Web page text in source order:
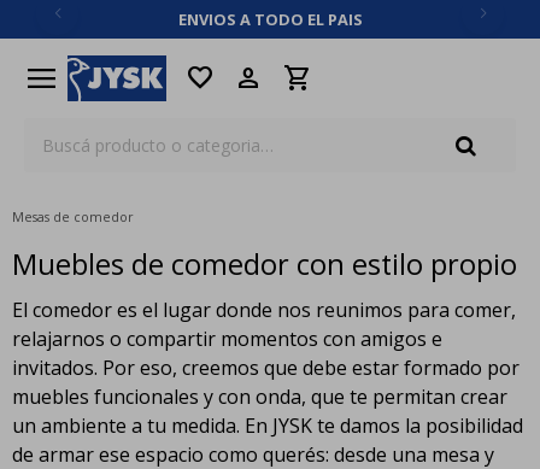
ENVIOS A TODO EL PAIS
menu favorite
Mesas de comedor
Muebles de comedor con estilo propio
El comedor es el lugar donde nos reunimos para comer,
relajarnos o compartir momentos con amigos e
invitados. Por eso, creemos que debe estar formado por
muebles funcionales y con onda, que te permitan crear
un ambiente a tu medida. En JYSK te damos la posibilidad
de armar ese espacio como querés: desde una mesa y
close